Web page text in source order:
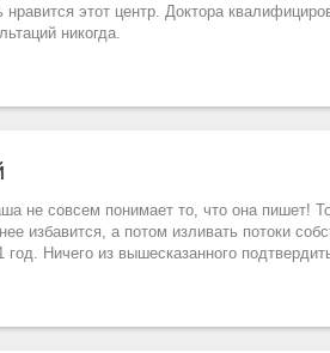
нравится этот центр. Доктора
никогда.
не совсем понимает то, что она пишет!
избавится, а потом изливать потоки
год. Ничего из вышесказанного